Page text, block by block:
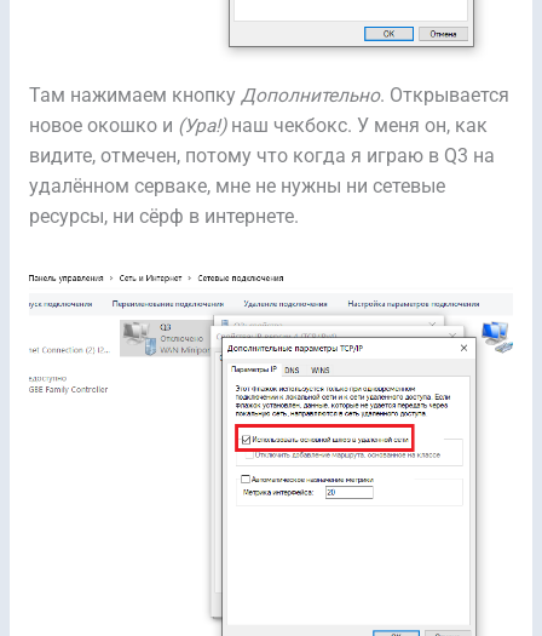
Там нажимаем кнопку Дополнительно. Открывается
новое окошко и (Ура!)наш чекбокс. У меня он, как
видите, отмечен, потому что когда я играю в Q3 на
удалённом серваке, мне не нужны ни сетевые
ресурсы, ни сёрф в интернете.